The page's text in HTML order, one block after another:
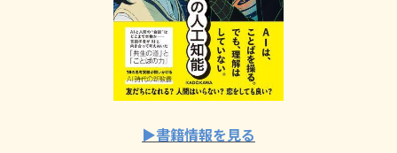
▶書籍情報を見る